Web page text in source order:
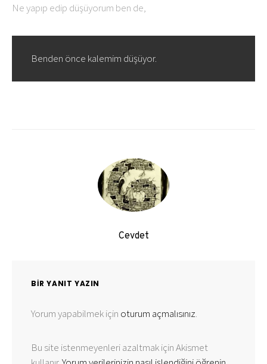
Ne yapıp edip düşüyorum ben de,
Benden önce kalemim düşüyor.
Cevdet
BIR YANIT YAZIN
Yorum yapabilmek için oturum açmalısınız.
Bu site istenmeyenleri azaltmak için Akismet